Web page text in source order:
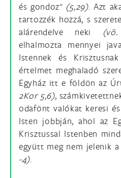
és gondoz" (5,29). Azt
tartozzék hozzá, s
alárendelve neki
(vö.
elhalmozta mennyei
Istennek és
értelmet meghaladó
Egyház itt e földön az
2Kor 5,6),
odafönt valókat keresi
Isten jobbján, ahol az
Krisztussal Istenben
együtt meg nem jelenik a
-4).